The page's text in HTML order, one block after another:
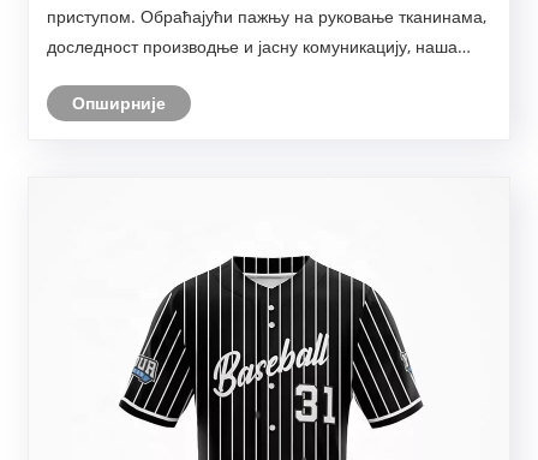
приступом. Обраћајући пажњу на руковање тканинама,
доследност производње и јасну комуникацију, наша
променљивим потребама тржишта и испоручивању
Опширније